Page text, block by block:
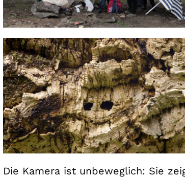
Die Kamera ist unbeweglich: Sie